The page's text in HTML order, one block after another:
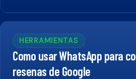
HERRAMIENTAS
Como usar WhatsApp para
resenas de Google